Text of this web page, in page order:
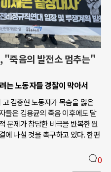
"죽음의 발전소 멈추는"
는 노동자들 경찰이 막아서
김충현 노동자가 목숨을 잃은
들은 김용균의 죽음 이후에도 달
문제가 참담한 비극을 반복한 원
에 나설 것을 촉구하고 있다. 한편
0